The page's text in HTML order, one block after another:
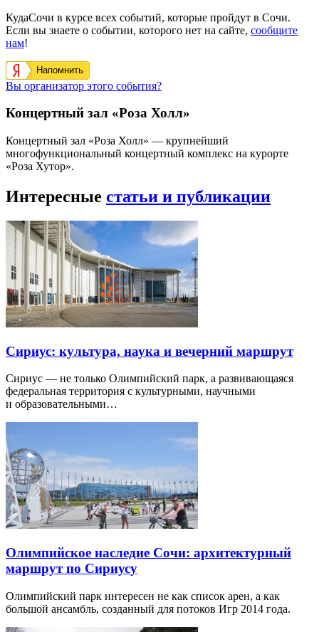
КудаСочи в курсе всех событий, которые пройдут в Сочи.
Если вы знаете о событии, которого нет на сайте, сообщите
нам!
Напомнить
Вы организатор этого события?
Концертный зал «Роза Холл»
Концертный зал «Роза Холл» — крупнейший
многофункциональный концертный комплекс на курорте
«Роза Хутор».
Интересные статьи и публикации
Сириус: культура, наука и вечерний маршрут
Сириус — не только Олимпийский парк, а развивающаяся
федеральная территория с культурными, научными
и образовательными…
Олимпийское наследие Сочи: архитектурный
маршрут по Сириусу
Олимпийский парк интересен не как список арен, а как
большой ансамбль, созданный для потоков Игр 2014 года.